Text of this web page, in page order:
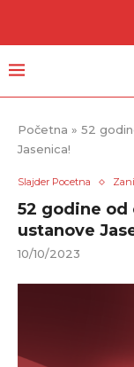
Početna » 52
Jasenica!
Slajder Pocetna
52 godine od
ustanove
10/10/2023